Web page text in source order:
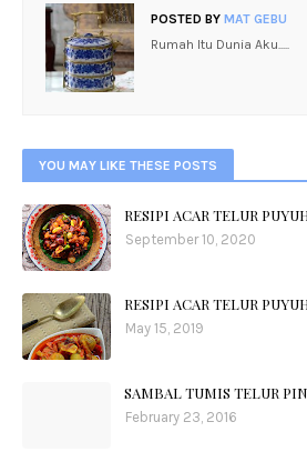
POSTED BY MAT GEBU
Rumah Itu Dunia Aku.....
YOU MAY LIKE THESE POSTS
RESIPI ACAR TELUR
September 10, 2020
RESIPI ACAR TELUR
May 15, 2019
SAMBAL TUMIS TELUR
February 23, 2016